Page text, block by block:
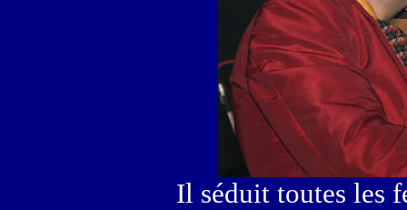
Il séduit toutes les